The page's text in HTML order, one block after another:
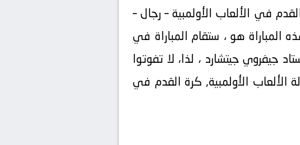
الأولمبية, كرة القدم في الألعاب الأولمبية – رجال –
هو ، ستقام المباراة في
المباراة في ملعب استاد جيفروي جيتشارد ، لذا، لا تفوتوا
والإثارة التي ستجمع بين أوكرانيا تحت 23 و المغرب تحت 23 في بطولة الألعاب الأولمبية, كرة القدم في